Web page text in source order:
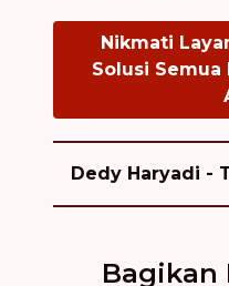
Nikmati
Solusi Semua
Dedy Haryadi -
Bagikan